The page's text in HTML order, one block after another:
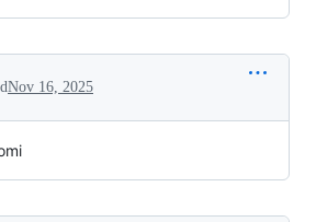
Nov 16, 2025